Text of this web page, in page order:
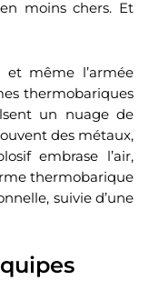
moins chers. Et
et même l’armée
thermobariques
un nuage de
des métaux,
embrase l’air,
thermobarique
suivie d’une